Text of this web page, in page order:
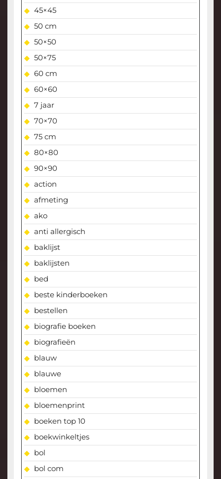
45×45
50 cm
50×50
50×75
60 cm
60×60
7 jaar
70×70
75 cm
80×80
90×90
action
afmeting
ako
anti allergisch
baklijst
baklijsten
bed
beste kinderboeken
bestellen
biografie boeken
biografieën
blauw
blauwe
bloemen
bloemenprint
boeken top 10
boekwinkeltjes
bol
bol com